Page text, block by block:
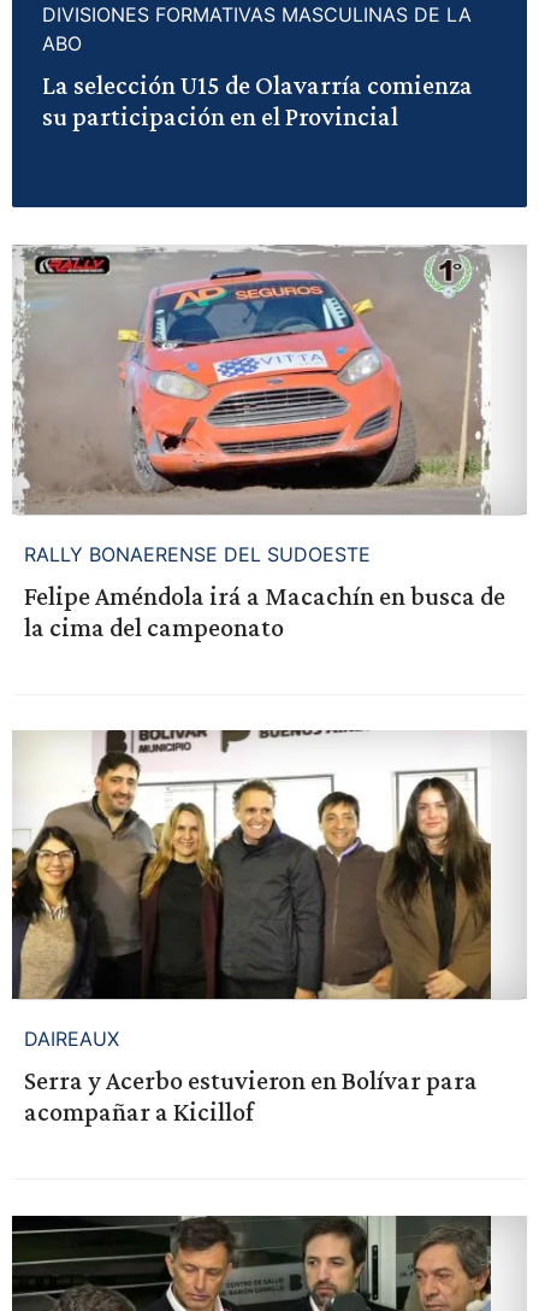
DIVISIONES FORMATIVAS MASCULINAS DE LA
ABO
La selección U15 de Olavarría comienza
su participación en el Provincial
RALLY BONAERENSE DEL SUDOESTE
Felipe Améndola irá a Macachín en busca de
la cima del campeonato
DAIREAUX
Serra y Acerbo estuvieron en Bolívar para
acompañar a Kicillof